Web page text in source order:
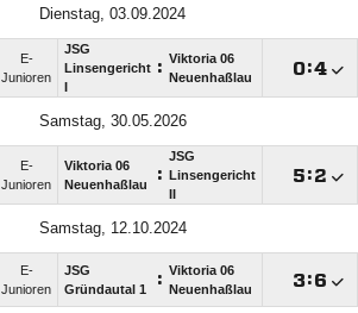
Dienstag, 03.09.2024
E-
Junioren
JSG
Linsengericht : Viktoria 06
Neuenhaßlau
:
Samstag, 30.05.2026
E-
Junioren
Viktoria 06
Neuenhaßlau
:
JSG
Linsengericht
:
Samstag, 12.10.2024
E-
Junioren
JSG
Gründautal 1
: Viktoria 06
Neuenhaßlau
: